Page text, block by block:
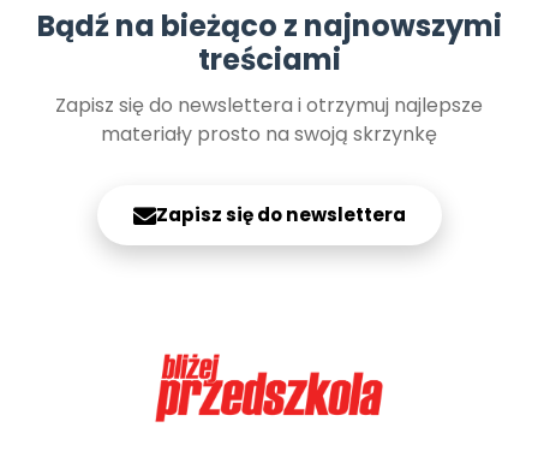
Bądź na bieżąco z najnowszymi
treściami
Zapisz się do newslettera i otrzymuj najlepsze
materiały prosto na swoją skrzynkę
Zapisz się do newslettera